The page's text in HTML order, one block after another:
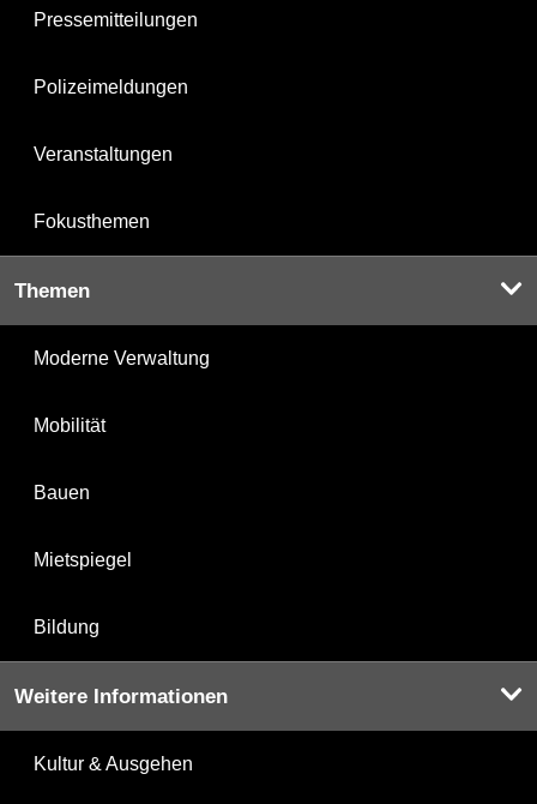
Pressemitteilungen
Polizeimeldungen
Veranstaltungen
Fokusthemen
Themen
Moderne Verwaltung
Mobilität
Bauen
Mietspiegel
Bildung
Weitere Informationen
Kultur & Ausgehen